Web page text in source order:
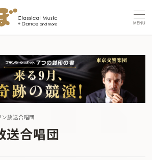
MENU
ン放送合唱団
送合唱団